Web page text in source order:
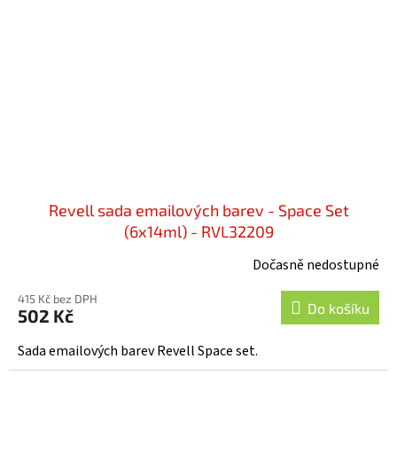
Revell sada emailových barev - Space Set
(6x14ml) - RVL32209
Dočasně nedostupné
415 Kč bez DPH
502 Kč Do košíku
Sada emailových barev Revell Space set.